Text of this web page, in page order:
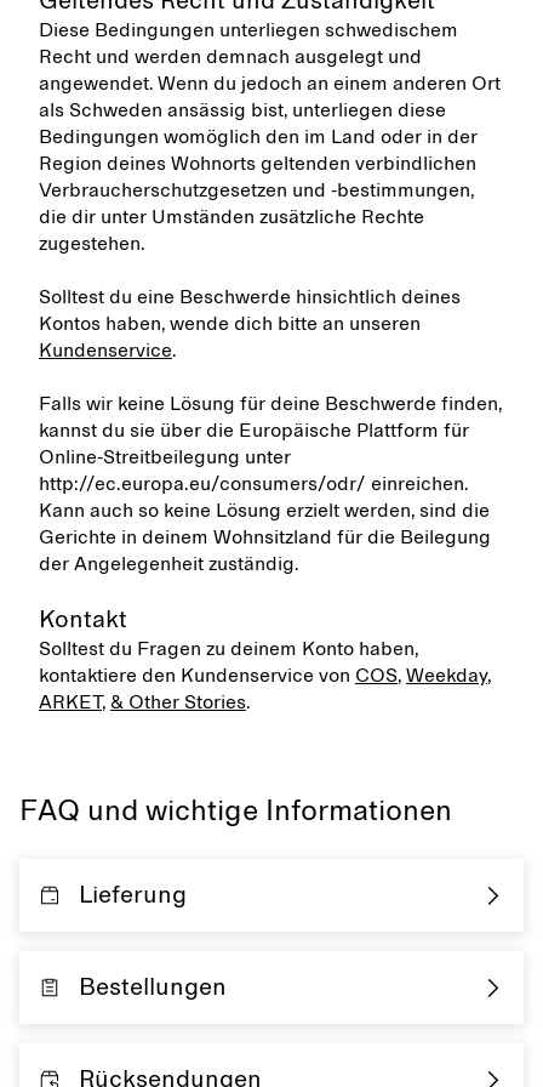
Diese Bedingungen unterliegen schwedischem
Recht und werden demnach ausgelegt und
angewendet. Wenn du jedoch an einem anderen Ort
als Schweden ansässig bist, unterliegen diese
Bedingungen womöglich den im Land oder in der
Region deines Wohnorts geltenden verbindlichen
Verbraucherschutzgesetzen und -bestimmungen,
die dir unter Umständen zusätzliche Rechte
zugestehen.
Solltest du eine Beschwerde hinsichtlich deines
Kontos haben, wende dich bitte an unseren
Kundenservice.
Falls wir keine Lösung für deine Beschwerde finden,
kannst du sie über die Europäische Plattform für
Online-Streitbeilegung unter
http://ec.europa.eu/consumers/odr/ einreichen.
Kann auch so keine Lösung erzielt werden, sind die
Gerichte in deinem Wohnsitzland für die Beilegung
der Angelegenheit zuständig.
Kontakt
Solltest du Fragen zu deinem Konto haben,
kontaktiere den Kundenservice von COS, Weekday,
ARKET, & Other Stories.
FAQ und wichtige Informationen
Lieferung
Bestellungen
Rücksendungen